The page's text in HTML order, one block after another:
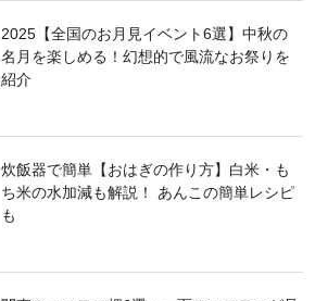
2025【全国のお月見イベント6選】中秋の
名月を楽しめる！幻想的で風流なお祭りを
紹介
炊飯器で簡単【おはぎの作り方】白米・も
ち米の水加減も解説！ あんこの簡単レシピ
も